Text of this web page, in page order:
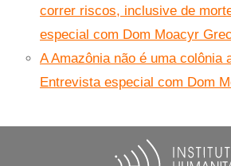
correr riscos, inclusive de
especial com Dom Moacyr
A Amazônia não é uma colônia
Entrevista especial com Dom